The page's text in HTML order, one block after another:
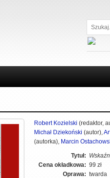
Szukaj...
Robert Kozielski (redaktor,
Michał Dziekoński (autor),
(autorka), Marcin
Tytuł:
Cena okładkowa: 99 zł
Oprawa: twarda